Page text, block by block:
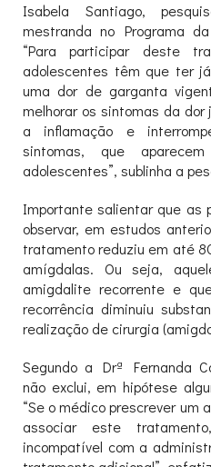
Isabela Santiago,
mestranda no Programa
“Para participar deste
adolescentes têm que ter
uma dor de garganta
melhorar os sintomas da
a inflamação e
sintomas, que
adolescentes”, sublinha a
Importante salientar que as
observar, em estudos
tratamento reduziu em até
amígdalas. Ou seja,
amigdalite recorrente e
recorrência diminuiu
realização de cirurgia
Segundo a Drª Fernanda
não exclui, em hipótese
“Se o médico prescrever um
associar este
incompatível com a